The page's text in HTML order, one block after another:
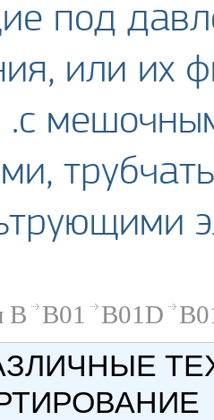
под
или их
.с
B B01 B01D